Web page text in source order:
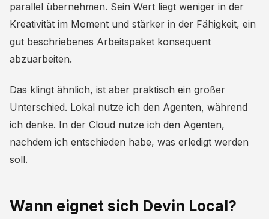
parallel übernehmen. Sein Wert liegt weniger in der
Kreativität im Moment und stärker in der Fähigkeit, ein
gut beschriebenes Arbeitspaket konsequent
abzuarbeiten.
Das klingt ähnlich, ist aber praktisch ein großer
Unterschied. Lokal nutze ich den Agenten, während
ich denke. In der Cloud nutze ich den Agenten,
nachdem ich entschieden habe, was erledigt werden
soll.
Wann eignet sich Devin Local?